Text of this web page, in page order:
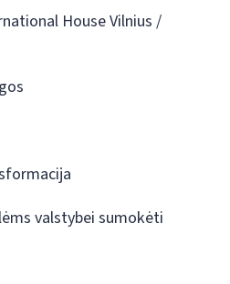
House Vilnius /
valstybei sumokėti